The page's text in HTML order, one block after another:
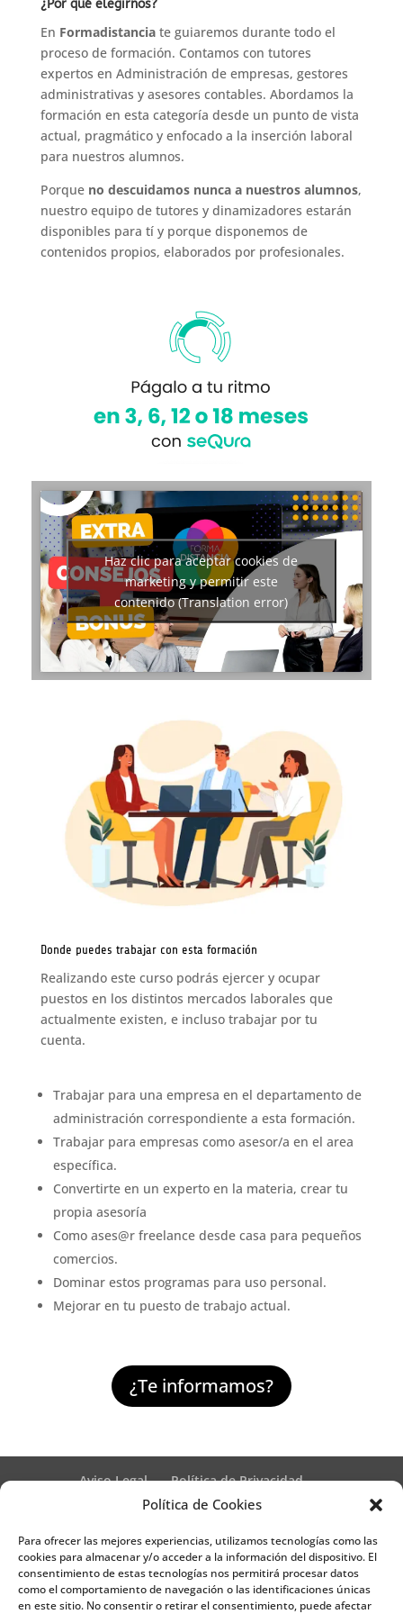
Política de Cookies
Para ofrecer las mejores experiencias, utilizamos tecnologías como las
cookies para almacenar y/o acceder a la información del dispositivo. El
consentimiento de estas tecnologías nos permitirá procesar datos
como el comportamiento de navegación o las identificaciones únicas
en este sitio. No consentir o retirar el consentimiento, puede afectar
¿Por qué elegirnos?
En Formadistanciate guiaremos durante todo el
proceso de formación. Contamos con tutores
expertos en Administración de empresas, gestores
administrativas y asesores contables. Abordamos la
formación en esta categoría desde un punto de vista
actual, pragmático y enfocado a la inserción laboral
para nuestros alumnos.
Porque no descuidamos nunca a nuestros alumnos,
nuestro equipo de tutores y dinamizadores estarán
disponibles para tí y porque disponemos de
contenidos propios, elaborados por profesionales.
Haz clic para aceptar cookies de
marketing y permitir este
contenido (Translation error)
Donde puedes trabajar con esta formación
Realizando este curso podrás ejercer y ocupar
puestos en los distintos mercados laborales que
actualmente existen, e incluso trabajar por tu
cuenta.
Trabajar para una empresa en el departamento de
administración correspondiente a esta formación.
Trabajar para empresas como asesor/a en el area
específica.
Convertirte en un experto en la materia, crear tu
propia asesoría
Como ases@rfreelance desde casa para pequeños
comercios.
Dominar estos programas para uso personal.
Mejorar en tu puesto de trabajo actual.
¿Te informamos?
Aviso Legal
Política de Privacidad
Términos y condiciones – Contrato de matrícula
Formulario de Datos necesarios para alta
Métodos de pago SEQURA
Métodos de pago
Formulario de Acción Formativa
Formulario de responsabilidad de APPCC